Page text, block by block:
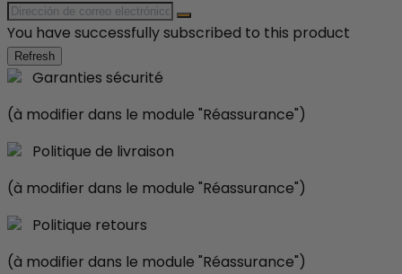
You have successfully subscribed to this product
Garanties sécurité
(à modifier dans le module "Réassurance")
Politique de livraison
(à modifier dans le module "Réassurance")
Politique retours
(à modifier dans le module "Réassurance")